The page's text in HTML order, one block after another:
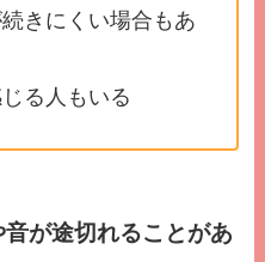
きにくい場合もあ
る人もいる
が途切れることがあ